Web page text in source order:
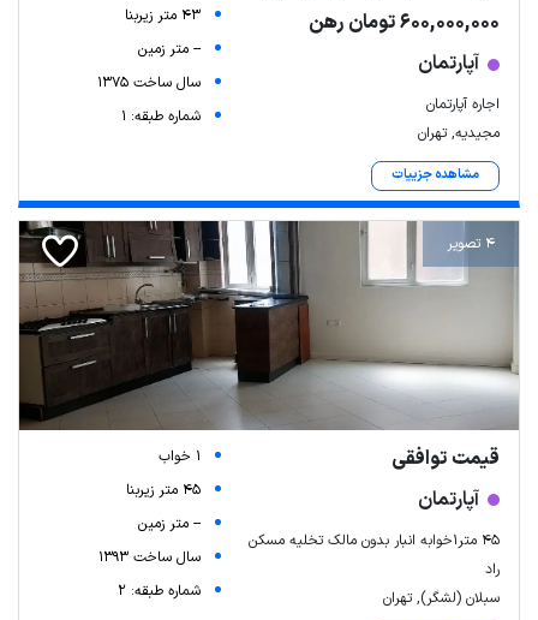
600,000,000 تومان رهن
آپارتمان
اجاره آپارتمان
مجیدیه, تهران
مشاهده جزییات
43 متر زیربنا
-- متر زمین
سال ساخت 1375
شماره طبقه: 1
4 تصویر
قیمت توافقی
آپارتمان
45 متر1خوابه انبار بدون مالک تخلیه مسکن
راد
سبلان (لشگر), تهران
1 خواب
45 متر زیربنا
-- متر زمین
سال ساخت 1393
شماره طبقه: 2